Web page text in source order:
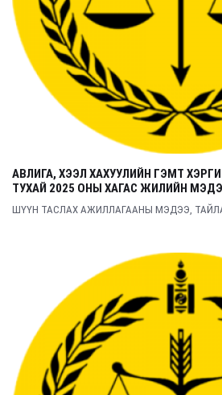
АВЛИГА, ХЭЭЛ ХАХУУЛИЙН ГЭМТ
ТУХАЙ 2025 ОНЫ ХАГАС ЖИЛИЙН
ШҮҮН ТАСЛАХ АЖИЛЛАГААНЫ МЭДЭЭ,